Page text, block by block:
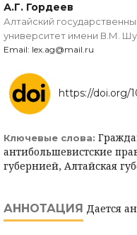
А.Г. Гордеев
Алтайский
университет имени В.М.
Email: lex.ag@mail.ru
https://doi.org/
Ключевые слова:
антибольшевистские
губернией, Алтайская
АННОТАЦИЯ Дается